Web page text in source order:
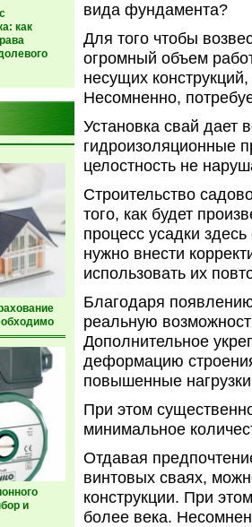
как
и
вида фундамента?
Для того чтобы
огромный объем
несущих
Несомненно,
Установка свай дает
гидроизоляционные
целостность не
Строительство
того, как будет
процесс усадки
нужно внести
использовать их
Благодаря
реальную
Дополнительное
деформацию
повышенные
При этом
минимальное
Отдавая
винтовых сваях,
конструкции. При
более века.